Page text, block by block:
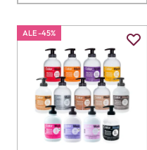
ALE -45%